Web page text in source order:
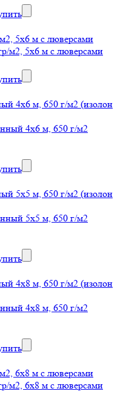
5х6 м с люверсами
4х6 м, 650 г/м2 (изолон
5х5 м, 650 г/м2 (изолон
4х8 м, 650 г/м2 (изолон
6х8 м с люверсами